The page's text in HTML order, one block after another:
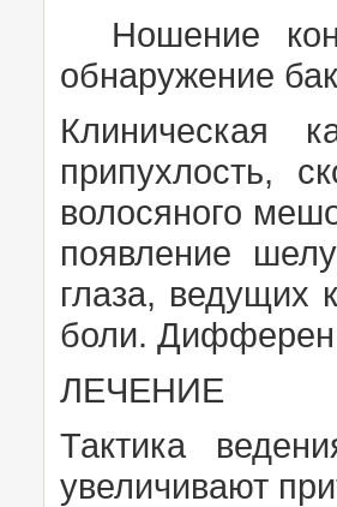
Ношение
обнаружение
припухлость,
волосяного
появление
глаза, ведущих
боли.
ЛЕЧЕНИЕ
Тактика
увеличивают